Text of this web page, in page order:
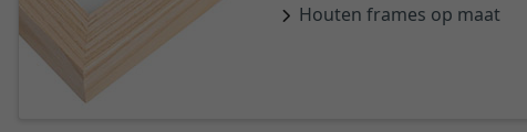
Houten frames op maat